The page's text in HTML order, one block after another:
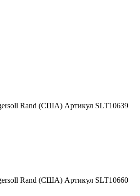
Rand (США) Артикул SLT10639
Rand (США) Артикул SLT10660